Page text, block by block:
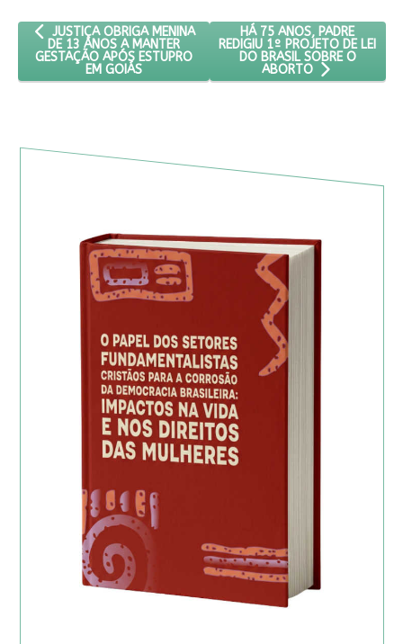
ARTIGO ANTERIOR: JUSTIÇA OBRIGA MENINA DE 13 ANOS A
JUSTIÇA OBRIGA MENINA
DE 13 ANOS A MANTER
GESTAÇÃO APÓS ESTUPRO
EM GOIÁS
PRÓXIMO ARTIGO: HÁ 75
HÁ 75 ANOS, PADRE
REDIGIU 1º PROJETO DE LEI
DO BRASIL SOBRE O
ABORTO